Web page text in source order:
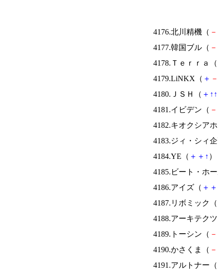
4176.北川精機（ －
4177.韓国ブル（ －
4178.Ｔｅｒｒａ（
4179.LiNKX（ ＋ －
4180.ＪＳＨ（ ＋ ↑ ↑
4181.イビデン（ －
4182.キオクシア
4183.ジィ・シィ
4184.YE（ ＋ ＋ ↑ ）
4185.ビート・ホ
4186.アイズ（ ＋ ＋
4187.リボミック（
4188.アーキテク
4189.トーシン（ －
4190.かさくま（ －
4191.アルトナー（